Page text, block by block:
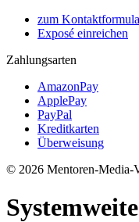
zum
Exposé einreichen
Zahlungsarten
AmazonPay
ApplePay
PayPal
Kreditkarten
Überweisung
© 2026 Mentoren-Media-